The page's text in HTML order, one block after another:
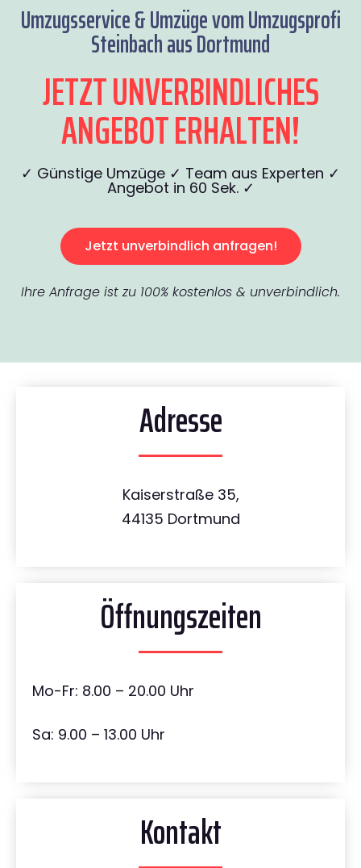
Umzugsservice & Umzüge vom Umzugsprofi
Steinbach aus Dortmund
JETZT UNVERBINDLICHES
ANGEBOT ERHALTEN!
✓ Günstige Umzüge ✓ Team aus Experten ✓
Angebot in 60 Sek. ✓
Jetzt unverbindlich anfragen!
Ihre Anfrage ist zu 100% kostenlos & unverbindlich.
Adresse
Kaiserstraße 35,
44135 Dortmund
Öffnungszeiten
Mo-Fr: 8.00 – 20.00 Uhr
Sa: 9.00 – 13.00 Uhr
Kontakt